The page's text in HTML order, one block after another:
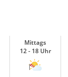
Mittags
12 - 18 Uhr